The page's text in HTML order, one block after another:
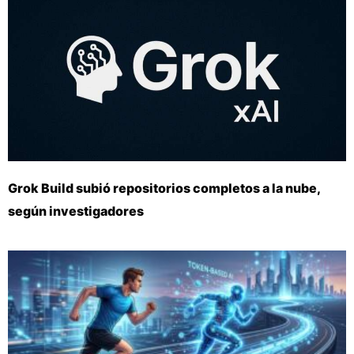
Grok Build subió repositorios completos a la nube,
según investigadores